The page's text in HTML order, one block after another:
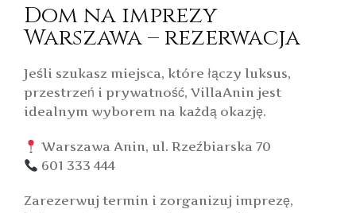
Dom na imprezy
Warszawa – rezerwacja
Jeśli szukasz miejsca, które łączy luksus,
przestrzeń i prywatność, VillaAnin jest
idealnym wyborem na każdą okazję.
Warszawa Anin, ul. Rzeźbiarska 70
601 333 444
Zarezerwuj termin i zorganizuj imprezę,